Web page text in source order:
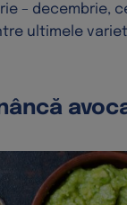
– decembrie,
ultimele